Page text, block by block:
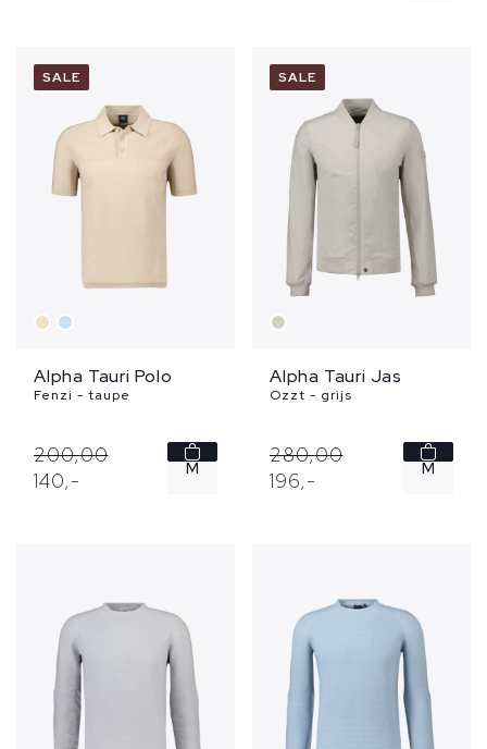
SALE
Alpha Tauri Polo
Fenzi - taupe
200,00
140,- M
SALE
Alpha Tauri Jas
Ozzt - grijs
280,00
196,- M